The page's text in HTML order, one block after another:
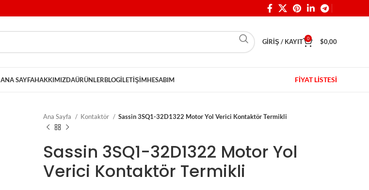
GIRIŞ / KAYIT 0 $0,00
ANA SAYFAHAKKIMIZDAÜRÜNLERBLOGİLETIŞIMHESABIM FİYAT LİSTESİ
Ana Sayfa Kontaktör Sassin 3SQ1-32D1322 Motor Yol Verici Kontaktör Termikli
Sassin 3SQ1-32D1322 Motor Yol
Verici Kontaktör Termikli